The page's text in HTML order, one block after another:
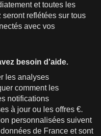
et toutes les
reflétées sur tous
avec vos
besoin d'aide.
les analyses
comment les
notifications
à jour ou les offres €.
personnalisées suivent
de France et sont